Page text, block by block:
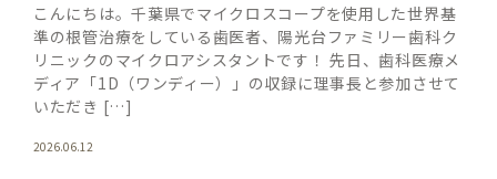
こんにちは。千葉県でマイクロスコープを使用した世界基
準の根管治療をしている歯医者、陽光台ファミリー歯科ク
リニックのマイクロアシスタントです！ 先日、歯科医療メ
ディア「1D（ワンディー）」の収録に理事長と参加させて
いただき […]
2026.06.12